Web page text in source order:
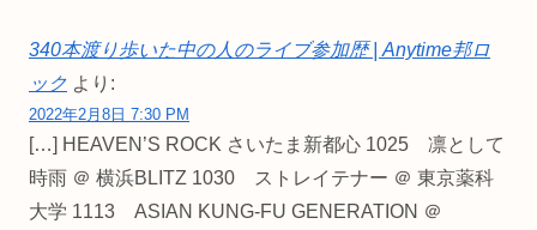
340本渡り歩いた中の人のライブ参加歴 | Anytime邦ロ
ック より:
2022年2月8日 7:30 PM
[…] HEAVEN’S ROCK さいたま新都心 1025 凛として
時雨 ＠ 横浜BLITZ 1030 ストレイテナー ＠ 東京薬科
大学 1113 ASIAN KUNG-FU GENERATION ＠